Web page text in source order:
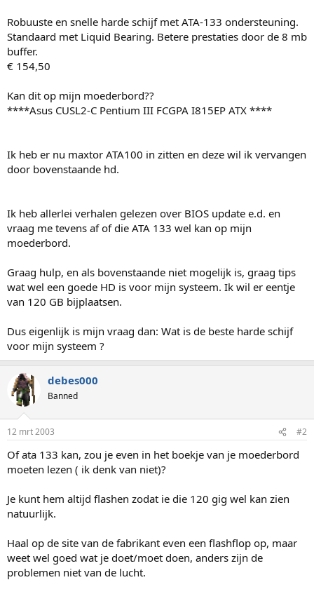
Robuuste en snelle harde schijf met ATA-133 ondersteuning.
Standaard met Liquid Bearing. Betere prestaties door de 8 mb
buffer.
€ 154,50
Kan dit op mijn moederbord??
****Asus CUSL2-C Pentium III FCGPA I815EP ATX ****
Ik heb er nu maxtor ATA100 in zitten en deze wil ik vervangen
door bovenstaande hd.
Ik heb allerlei verhalen gelezen over BIOS update e.d. en
vraag me tevens af of die ATA 133 wel kan op mijn
moederbord.
Graag hulp, en als bovenstaande niet mogelijk is, graag tips
wat wel een goede HD is voor mijn systeem. Ik wil er eentje
van 120 GB bijplaatsen.
Dus eigenlijk is mijn vraag dan: Wat is de beste harde schijf
voor mijn systeem ?
debes000
Banned
12 mrt 2003 #2
Of ata 133 kan, zou je even in het boekje van je moederbord
moeten lezen ( ik denk van niet)?
Je kunt hem altijd flashen zodat ie die 120 gig wel kan zien
natuurlijk.
Haal op de site van de fabrikant even een flashflop op, maar
weet wel goed wat je doet/moet doen, anders zijn de
problemen niet van de lucht.